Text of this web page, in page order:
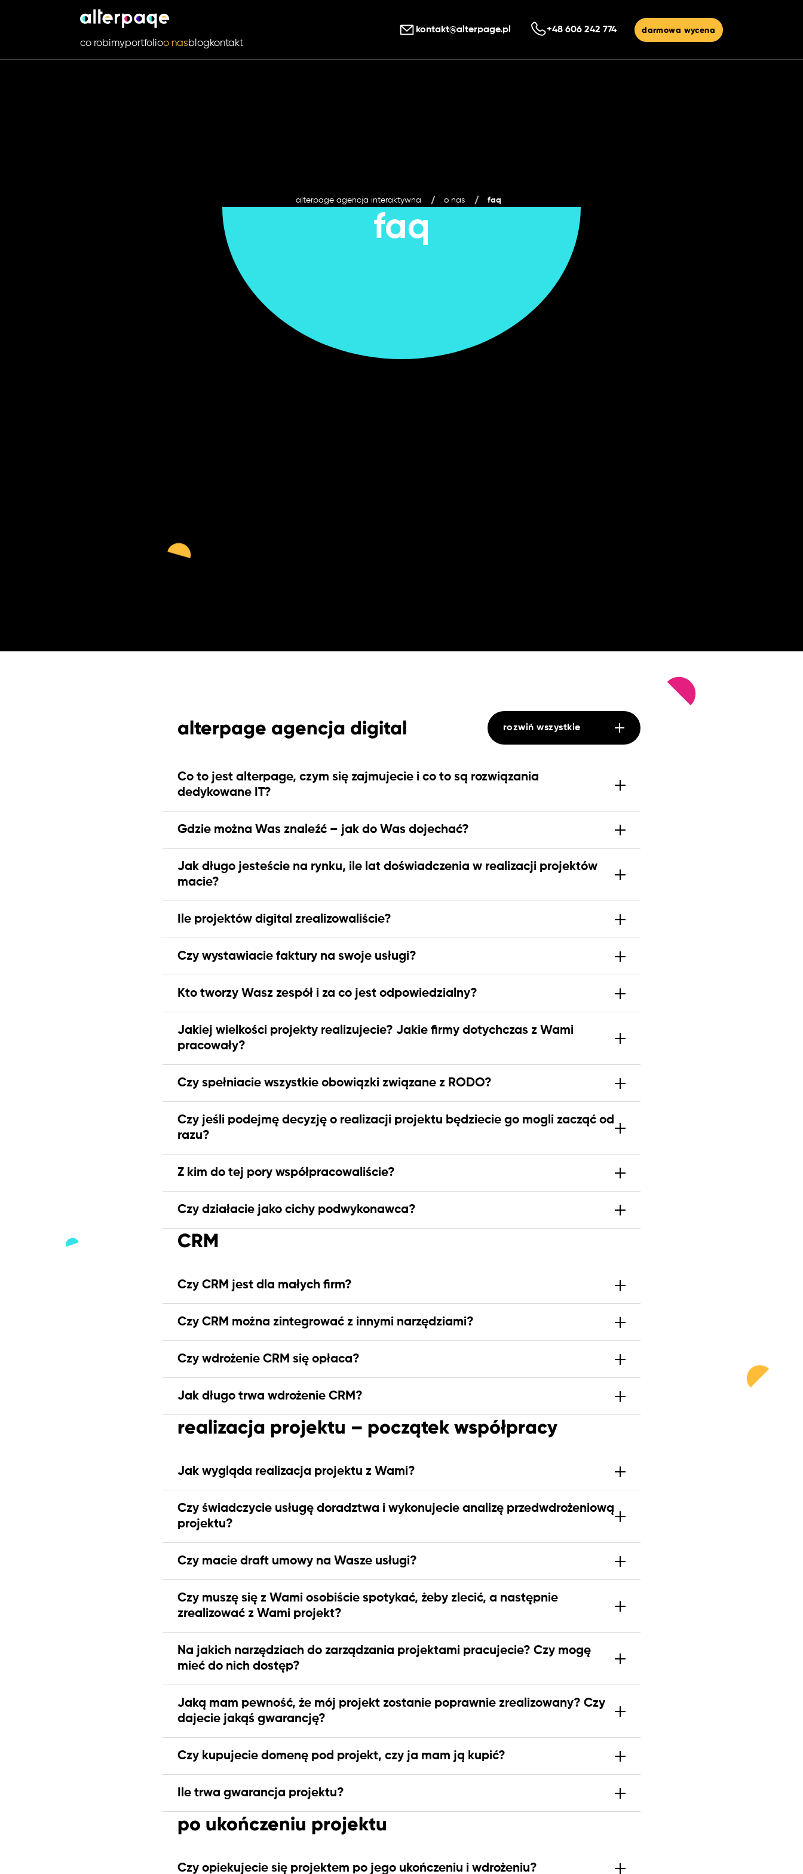
co robimyportfolioo nasblogkontakt
kontakt@alterpage.pl +48 606 242 774 darmowa wycena
alterpage agencja interaktywna o nas faq
faq
alterpage agencja digital rozwiń wszystkie
Co to jest alterpage, czym się zajmujecie i co to są rozwiązania
dedykowane IT?
Gdzie można Was znaleźć – jak do Was dojechać?
Jak długo jesteście na rynku, ile lat doświadczenia w realizacji projektów
macie?
Ile projektów digital zrealizowaliście?
Czy wystawiacie faktury na swoje usługi?
Kto tworzy Wasz zespół i za co jest odpowiedzialny?
Jakiej wielkości projekty realizujecie? Jakie firmy dotychczas z Wami
pracowały?
Czy spełniacie wszystkie obowiązki związane z RODO?
Czy jeśli podejmę decyzję o realizacji projektu będziecie go mogli zacząć od
razu?
Z kim do tej pory współpracowaliście?
Czy działacie jako cichy podwykonawca?
CRM
Czy CRM jest dla małych firm?
Czy CRM można zintegrować z innymi narzędziami?
Czy wdrożenie CRM się opłaca?
Jak długo trwa wdrożenie CRM?
realizacja projektu – początek współpracy
Jak wygląda realizacja projektu z Wami?
Czy świadczycie usługę doradztwa i wykonujecie analizę przedwdrożeniową
projektu?
Czy macie draft umowy na Wasze usługi?
Czy muszę się z Wami osobiście spotykać, żeby zlecić, a następnie
zrealizować z Wami projekt?
Na jakich narzędziach do zarządzania projektami pracujecie? Czy mogę
mieć do nich dostęp?
Jaką mam pewność, że mój projekt zostanie poprawnie zrealizowany? Czy
dajecie jakąś gwarancję?
Czy kupujecie domenę pod projekt, czy ja mam ją kupić?
Ile trwa gwarancja projektu?
po ukończeniu projektu
Czy opiekujecie się projektem po jego ukończeniu i wdrożeniu?